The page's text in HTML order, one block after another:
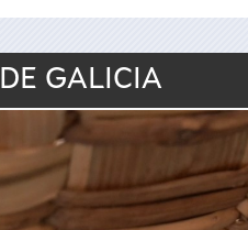
DE GALICIA